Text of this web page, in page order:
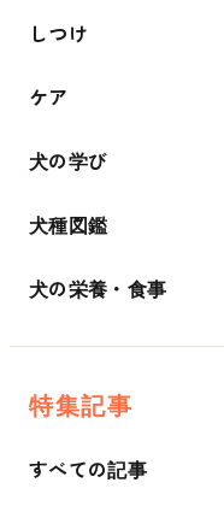
しつけ
ケア
犬の学び
犬種図鑑
犬の栄養・食事
特集記事
すべての記事